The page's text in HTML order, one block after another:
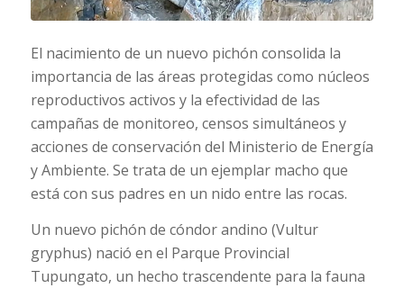
El nacimiento de un nuevo pichón consolida la
importancia de las áreas protegidas como núcleos
reproductivos activos y la efectividad de las
campañas de monitoreo, censos simultáneos y
acciones de conservación del Ministerio de Energía
y Ambiente. Se trata de un ejemplar macho que
está con sus padres en un nido entre las rocas.
Un nuevo pichón de cóndor andino (Vultur
gryphus) nació en el Parque Provincial
Tupungato, un hecho trascendente para la fauna